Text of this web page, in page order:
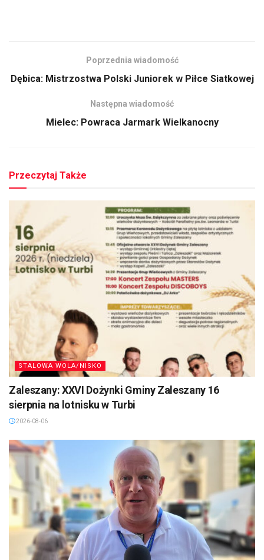
Poprzednia wiadomość
Dębica: Mistrzostwa Polski Juniorek w Piłce Siatkowej
Następna wiadomość
Mielec: Powraca Jarmark Wielkanocny
Przeczytaj Także
STALOWA WOLA/NISKO
Zaleszany: XXVI Dożynki Gminy Zaleszany 16
sierpnia na lotnisku w Turbi
2026-08-06